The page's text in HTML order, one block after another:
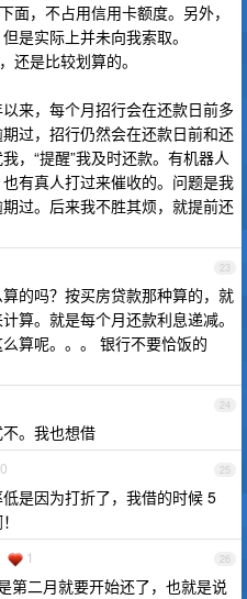
面，不占用信用卡额度。另外，
是实际上并未向我索取。
还是比较划算的。
来，每个月招行会在还款日前多
过，招行仍然会在还款日前和还
，“提醒”我及时还款。有机器人
有真人打过来催收的。问题是我
过。后来我不胜其烦，就提前还
23
的吗？按买房贷款那种算的，就
算。就是每个月还款利息递减。
算呢。。。 银行不要恰饭的
24
。我也想借
25
是因为打折了，我借的时候 5
26
1
第二月就要开始还了，也就是说